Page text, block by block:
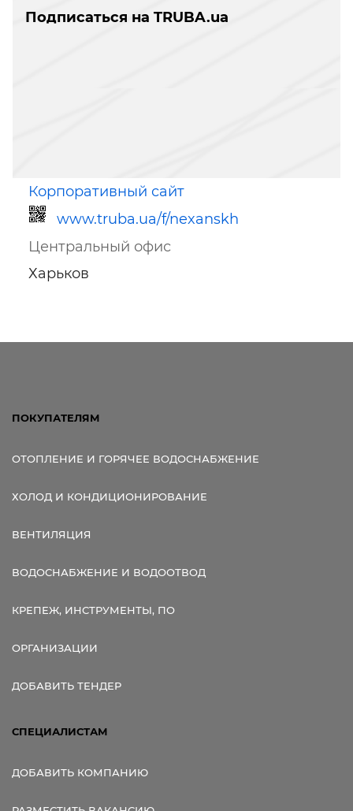
Подписаться на TRUBA.ua
Корпоративный сайт
www.truba.ua/f/nexanskh
Центральный офис
Харьков
ПОКУПАТЕЛЯМ
ОТОПЛЕНИЕ И ГОРЯЧЕЕ ВОДОСНАБЖЕНИЕ
ХОЛОД И КОНДИЦИОНИРОВАНИЕ
ВЕНТИЛЯЦИЯ
ВОДОСНАБЖЕНИЕ И ВОДООТВОД
КРЕПЕЖ, ИНСТРУМЕНТЫ, ПО
ОРГАНИЗАЦИИ
ДОБАВИТЬ ТЕНДЕР
СПЕЦИАЛИСТАМ
ДОБАВИТЬ КОМПАНИЮ